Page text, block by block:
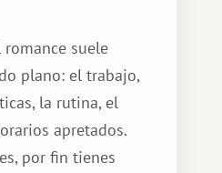
suele
plano: el trabajo,
la rutina, el
apretados.
por fin tienes